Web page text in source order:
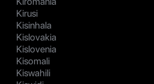
Kirusi
Kisinhala
Kislovakia
Kislovenia
Kisomali
Kiswahili